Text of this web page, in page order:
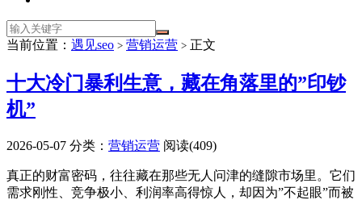
当前位置： 遇见seo > 营销运营 > 正文
十大冷门暴利生意，藏在角落里的”印钞
机”
2026-05-07 分类： 营销运营 阅读(409)
真正的财富密码，往往藏在那些无人问津的缝隙市场里。它们
需求刚性、竞争极小、利润率高得惊人，却因为”不起眼”而被